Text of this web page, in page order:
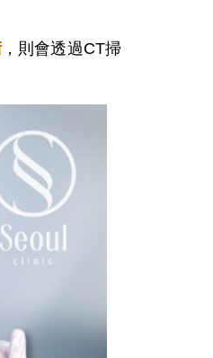
，則會透過CT掃